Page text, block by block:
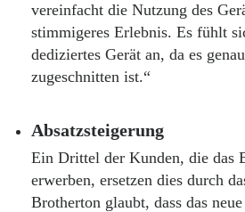
vereinfacht die Nutzung des
stimmigeres Erlebnis. Es fühlt
dediziertes Gerät an, da es
zugeschnitten ist.“
Absatzsteigerung
Ein Drittel der Kunden, die das
erwerben, ersetzen dies durch
Brotherton glaubt, dass das